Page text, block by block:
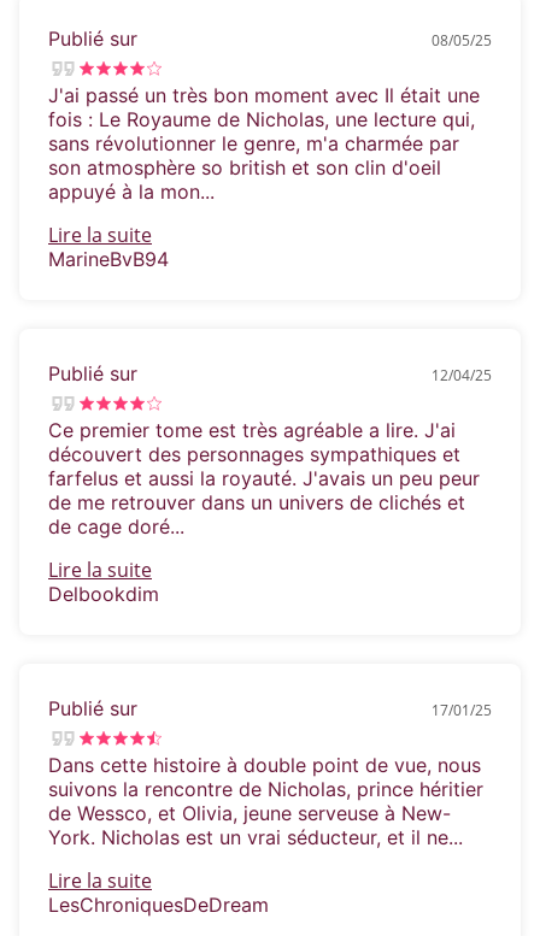
Publié sur 08/05/25
J'ai passé un très bon moment avec Il était une
fois : Le Royaume de Nicholas, une lecture qui,
sans révolutionner le genre, m'a charmée par
son atmosphère so british et son clin d'oeil
appuyé à la mon...
Lire la suite
MarineBvB94
Publié sur 12/04/25
Ce premier tome est très agréable a lire. J'ai
découvert des personnages sympathiques et
farfelus et aussi la royauté. J'avais un peu peur
de me retrouver dans un univers de clichés et
de cage doré...
Lire la suite
Delbookdim
Publié sur 17/01/25
Dans cette histoire à double point de vue, nous
suivons la rencontre de Nicholas, prince héritier
de Wessco, et Olivia, jeune serveuse à New-
York. Nicholas est un vrai séducteur, et il ne...
Lire la suite
LesChroniquesDeDream